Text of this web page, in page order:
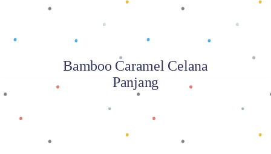
Bamboo Caramel Celana
Panjang